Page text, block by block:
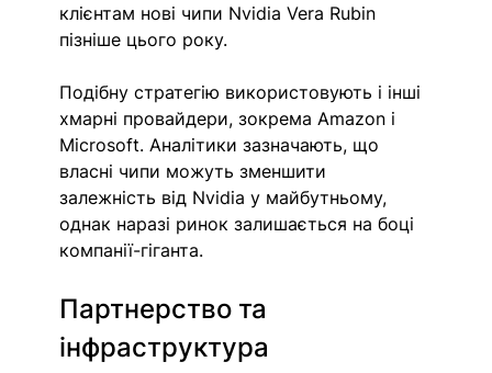
клієнтам нові чипи Nvidia Vera Rubin
пізніше цього року.
Подібну стратегію використовують і інші
хмарні провайдери, зокрема Amazon і
Microsoft. Аналітики зазначають, що
власні чипи можуть зменшити
залежність від Nvidia у майбутньому,
однак наразі ринок залишається на боці
компанії-гіганта.
Партнерство та
інфраструктура